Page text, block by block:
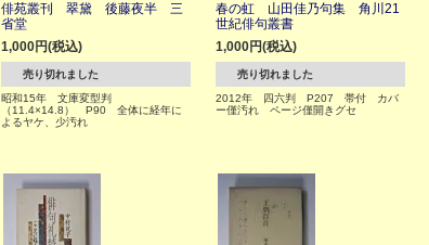
俳苑叢刊 翠黛 後藤夜半 三
省堂
1,000円(税込)
売り切れました
昭和15年 文庫変型判
（11.4×14.8） P90 全体に経年に
よるヤケ、少汚れ
春の虹 山田佳乃句集 角川21
世紀俳句叢書
1,000円(税込)
売り切れました
2012年 四六判 P207 帯付 カバ
ー僅汚れ ページ僅開きグセ